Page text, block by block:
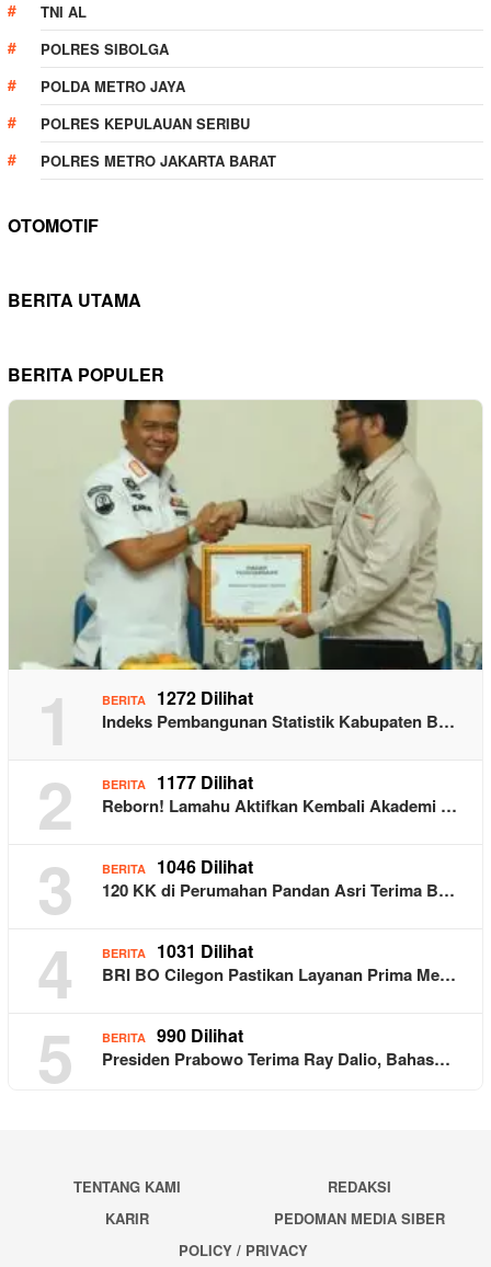
TNI AL
POLRES SIBOLGA
POLDA METRO JAYA
POLRES KEPULAUAN SERIBU
POLRES METRO JAKARTA BARAT
OTOMOTIF
BERITA UTAMA
BERITA POPULER
1 BERITA 1272 Dilihat
Indeks Pembangunan Statistik Kabupaten B…
2 BERITA 1177 Dilihat
Reborn! Lamahu Aktifkan Kembali Akademi …
3 BERITA 1046 Dilihat
120 KK di Perumahan Pandan Asri Terima B…
4 BERITA 1031 Dilihat
BRI BO Cilegon Pastikan Layanan Prima Me…
5 BERITA 990 Dilihat
Presiden Prabowo Terima Ray Dalio, Bahas…
TENTANG KAMI
REDAKSI
KARIR
PEDOMAN MEDIA SIBER
POLICY / PRIVACY